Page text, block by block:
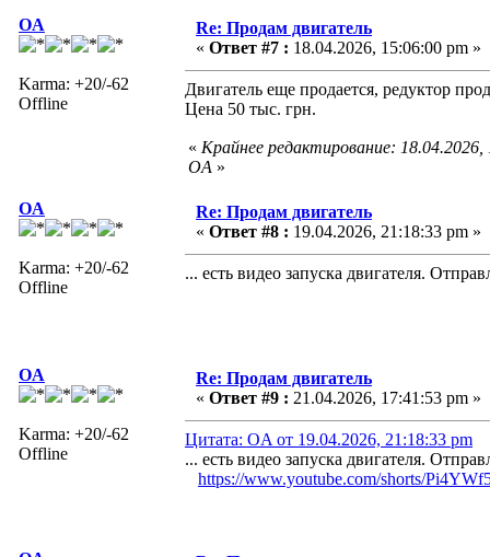
OA
Karma: +20/-62
Offline
Re: Продам двигатель
« Ответ #7 : 18.04.2026, 15:06:00 pm »
Двигатель еще продается, редуктор
Цена 50 тыс. грн.
« Крайнее редактирование:
OA »
OA
Karma: +20/-62
Offline
Re: Продам двигатель
« Ответ #8 : 19.04.2026, 21:18:33 pm »
... есть видео запуска двигателя.
OA
Karma: +20/-62
Offline
Re: Продам двигатель
« Ответ #9 : 21.04.2026, 17:41:53 pm »
Цитата: OA от 19.04.2026, 21:18:33 pm
... есть видео запуска двигателя.
https://www.youtube.com/shorts/